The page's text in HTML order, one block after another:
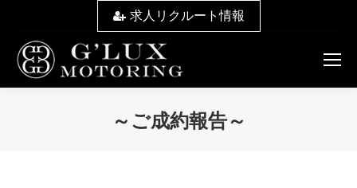
求人リクルート情報
～ご成約報告～